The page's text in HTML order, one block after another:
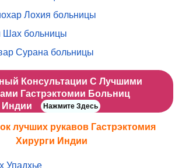
Лохия больницы
Шах больницы
Сурана больницы
Консультации С Лучшими
Гастрэктомии Больниц
Индии
Нажмите Здесь
лучших рукавов Гастрэктомия
Хирурги Индии
Упадхье